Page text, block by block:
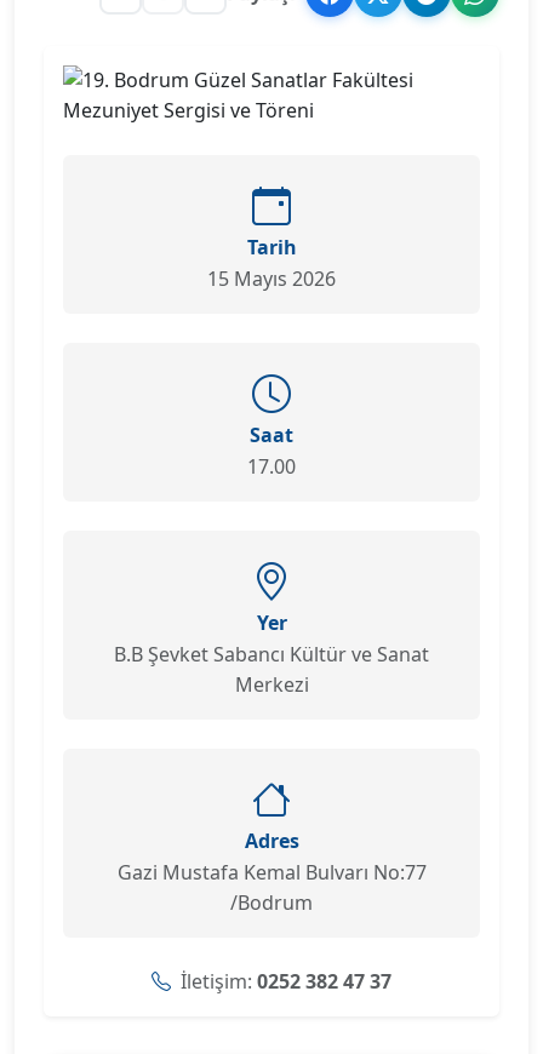
Tarih
15 Mayıs 2026
Saat
17.00
Yer
B.B Şevket Sabancı Kültür ve Sanat
Merkezi
Adres
Gazi Mustafa Kemal Bulvarı No:77
/Bodrum
İletişim: 0252 382 47 37